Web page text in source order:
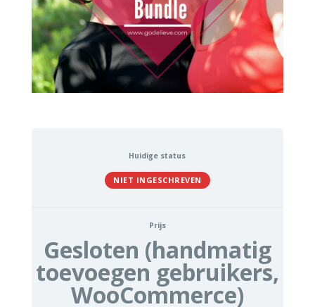
Huidige status
NIET INGESCHREVEN
Prijs
Gesloten (handmatig
toevoegen gebruikers,
WooCommerce)